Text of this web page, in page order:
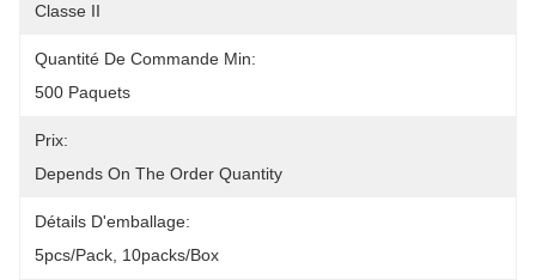
Classe II
Quantité De Commande Min:
500 Paquets
Prix:
Depends On The Order Quantity
Détails D'emballage:
5pcs/pack, 10packs/box